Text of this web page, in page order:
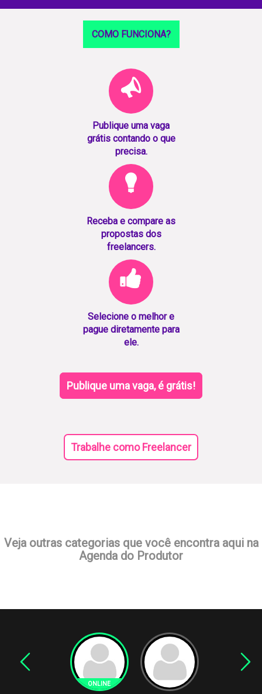
COMO FUNCIONA?
Publique uma vaga
grátis contando o que
precisa.
Receba e compare as
propostas dos
freelancers.
Selecione o melhor e
pague diretamente para
ele.
Publique uma vaga, é grátis!
Trabalhe como Freelancer
Veja outras categorias que você encontra aqui na
Agenda do Produtor